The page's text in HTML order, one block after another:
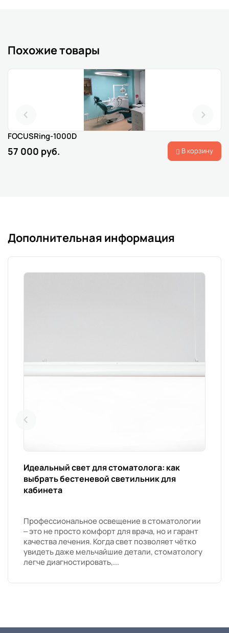
Похожие товары
FOCUSRing-1000D
57 000 руб. В корзину
Дополнительная информация
Идеальный свет для стоматолога: как
выбрать бестеневой светильник для
кабинета
Профессиональное освещение в стоматологии
– это не просто комфорт для врача, но и гарант
качества лечения. Когда свет позволяет чётко
увидеть даже мельчайшие детали, стоматологу
легче диагностировать,...